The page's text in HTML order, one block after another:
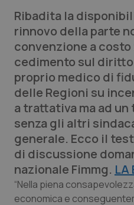
Lettere al direttore
Edizioni Regionali
QS Pro
Professionisti Sanitari.AI
Abruzzo
Basilicata
Calabria
QS Pro Gold
Artrite & artrosi
Asma & BPCO
QS Club Newsletter
Ribadita la
rinnovo della parte
convenzione a costo
cedimento sul
proprio medico di
delle Regioni su
a trattativa ma ad
senza gli altri
generale. Ecco il
di discussione
nazionale Fimmg. LA
“Nella piena
economica e